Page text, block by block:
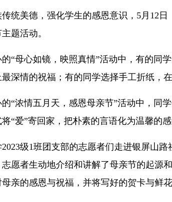
统美德，强化学生的感恩意识，5月12
题活动。
“母心如镜，映照真情”活动中，有的同
深情的祝福；有的同学选择手工折纸，
“浓情五月天，感恩母亲节”活动中，同
“爱”寄回家，把朴素的言语化为温馨的
级1班团支部的志愿者们走进银屏山
愿者生动地介绍和讲解了母亲节的起源
亲的感恩与祝福，并将写好的贺卡与鲜